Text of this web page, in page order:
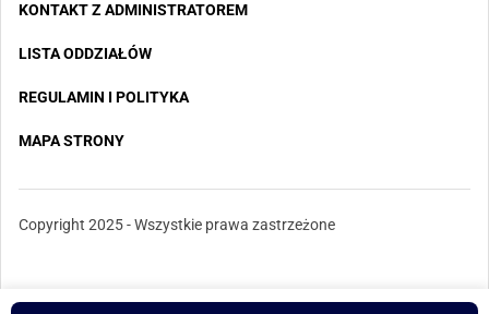
KONTAKT Z ADMINISTRATOREM
LISTA ODDZIAŁÓW
REGULAMIN I POLITYKA
MAPA STRONY
Copyright 2025 - Wszystkie prawa zastrzeżone